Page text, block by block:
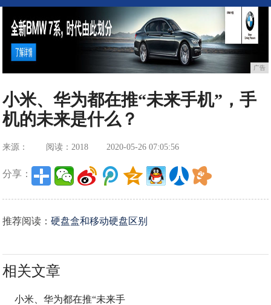
广告
小米、华为都在推“未来手机”，手
机的未来是什么？
来源： 阅读：2018 2020-05-26 07:05:56
分享：
推荐阅读：硬盘盒和移动硬盘区别
相关文章
小米、华为都在推“未来手